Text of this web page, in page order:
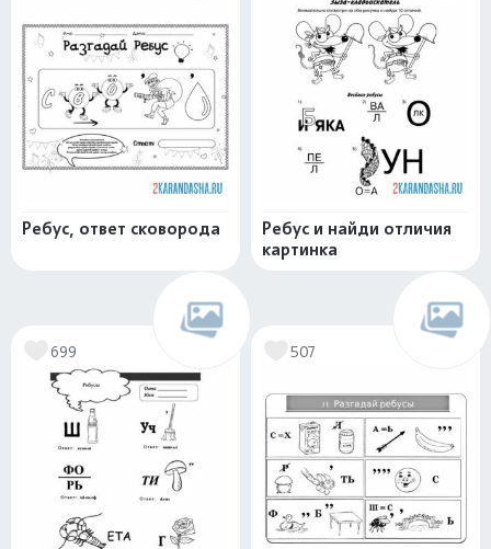
Ребус, ответ сковорода
Ребус и найди отличия
картинка
699 507